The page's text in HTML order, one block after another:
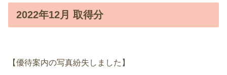
2022年12月 取得分
【優待案内の写真紛失しました】